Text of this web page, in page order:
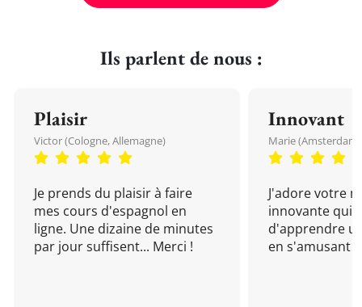
Ils parlent de nous :
Plaisir
Victor (Cologne, Allemagne)
Je prends du plaisir à faire
mes cours d'espagnol en
ligne. Une dizaine de minutes
par jour suffisent... Merci !
Innovant
Marie (Amsterdam,
J'adore votre
innovante qui
d'apprendre
en s'amusant !